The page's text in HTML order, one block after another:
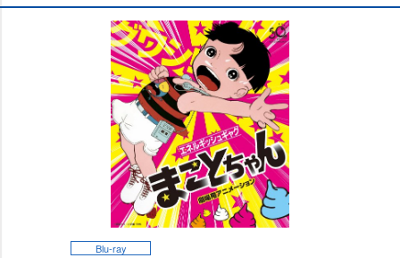
t
e
Blu-ray